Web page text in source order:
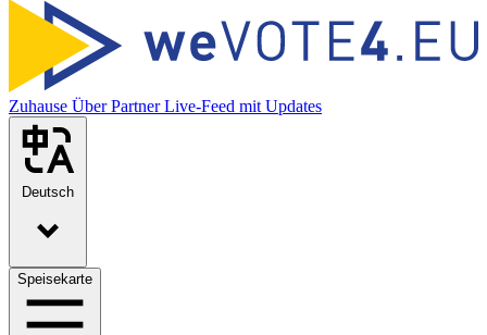
Zuhause ÜberPartnerLive-Feed mit Updates
Deutsch
Speisekarte